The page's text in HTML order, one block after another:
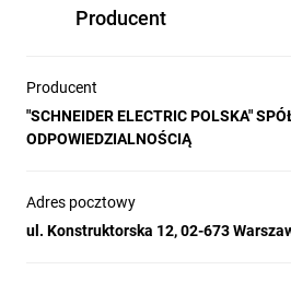
Producent
Producent
"SCHNEIDER ELECTRIC POLSKA"
ODPOWIEDZIALNOŚCIĄ
Adres pocztowy
ul. Konstruktorska 12, 02-673